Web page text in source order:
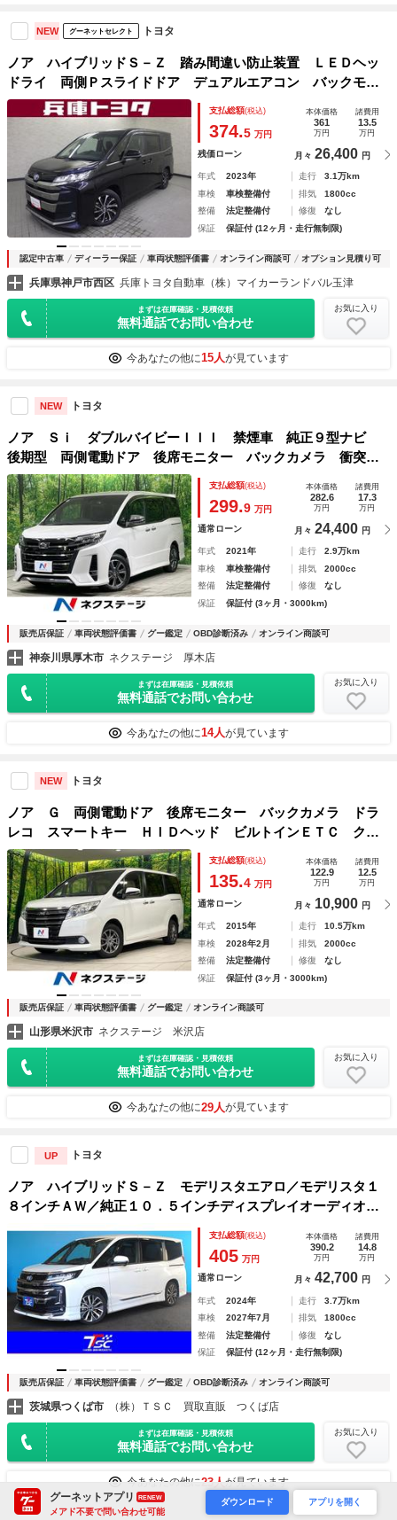
NEW グーネットセレクト トヨタ
ノア ハイブリッドＳ－Ｚ 踏み間違い防止装置 ＬＥＤヘッ
ドライ 両側Ｐスライドドア デュアルエアコン バックモニ
タ ワンオーナー車 横滑り防止 スマートエントリー ＥＴ
Ｃ付き メモリナビ ３列シート ナビ＆ＴＶ エアバッグ
支払総額(税込)
374.5 万円
本体価格
361
万円
諸費用
13.5
万円
残価ローン 月々 26,400 円
年式 2023年 走行
3.1万km
車検
車検整備付 排気
1800cc
整備
法定整備付 修復
なし
保証
保証付 (12ヶ月・走行無制限)
認定中古車 ディーラー保証 車両状態評価書 オンライン商談可 オプション見積り可
兵庫県神戸市西区 兵庫トヨタ自動車（株）マイカーランドバル玉津
まずは在庫確認・見積依頼
無料通話でお問い合わせ
お気に入り
今あなたの他に15人が見ています
NEW トヨタ
ノア Ｓｉ ダブルバイビーＩＩＩ 禁煙車 純正９型ナビ
後期型 両側電動ドア 後席モニター バックカメラ 衝突軽
減 コーナーセンサー ＬＥＤヘッド ＥＴＣ クルーズコン
トロール ハーフレザーシート オートハイビーム オートエ
アコン
支払総額(税込)
299.9 万円
本体価格
282.6
万円
諸費用
17.3
万円
通常ローン 月々 24,400 円
年式 2021年 走行
2.9万km
車検
車検整備付 排気
2000cc
整備
法定整備付 修復
なし
保証
保証付 (3ヶ月・3000km)
販売店保証 車両状態評価書 グー鑑定 OBD診断済み オンライン商談可
神奈川県厚木市 ネクステージ 厚木店
まずは在庫確認・見積依頼
無料通話でお問い合わせ
お気に入り
今あなたの他に14人が見ています
NEW トヨタ
ノア Ｇ 両側電動ドア 後席モニター バックカメラ ドラ
レコ スマートキー ＨＩＤヘッド ビルトインＥＴＣ クル
コン オートライト オートエアコン Ｂｌｕｅｔｏｏｔｈ
ＣＤ ＤＶＤ再生 フルセグ
支払総額(税込)
135.4 万円
本体価格
122.9
万円
諸費用
12.5
万円
通常ローン 月々 10,900 円
年式 2015年 走行
10.5万km
車検
2028年2月 排気
2000cc
整備
法定整備付 修復
なし
保証
保証付 (3ヶ月・3000km)
販売店保証 車両状態評価書 グー鑑定 オンライン商談可
山形県米沢市 ネクステージ 米沢店
まずは在庫確認・見積依頼
無料通話でお問い合わせ
お気に入り
今あなたの他に29人が見ています
UP トヨタ
ノア ハイブリッドＳ－Ｚ モデリスタエアロ／モデリスタ１
８インチＡＷ／純正１０．５インチディスプレイオーディオ／
純正１０．５インチ後席モニター／快適利便ＰＫＧＨｉｇｈ／
プロジェクター式ＬＥＤヘッドライト／ＥＴＣ２．０／禁煙車
支払総額(税込)
405 万円
本体価格
390.2
万円
諸費用
14.8
万円
通常ローン 月々 42,700 円
年式 2024年 走行
3.7万km
車検
2027年7月 排気
1800cc
整備
法定整備付 修復
なし
保証
保証付 (12ヶ月・走行無制限)
販売店保証 車両状態評価書 グー鑑定 OBD診断済み オンライン商談可
茨城県つくば市 （株）ＴＳＣ 買取直販 つくば店
まずは在庫確認・見積依頼
無料通話でお問い合わせ
お気に入り
今あなたの他に23人が見ています
グーネットアプリ
RENEW
メアド不要で問い合わせ可能
ダウンロード アプリを開く